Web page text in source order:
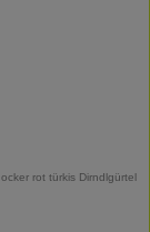
rot türkis Dirndlgürtel